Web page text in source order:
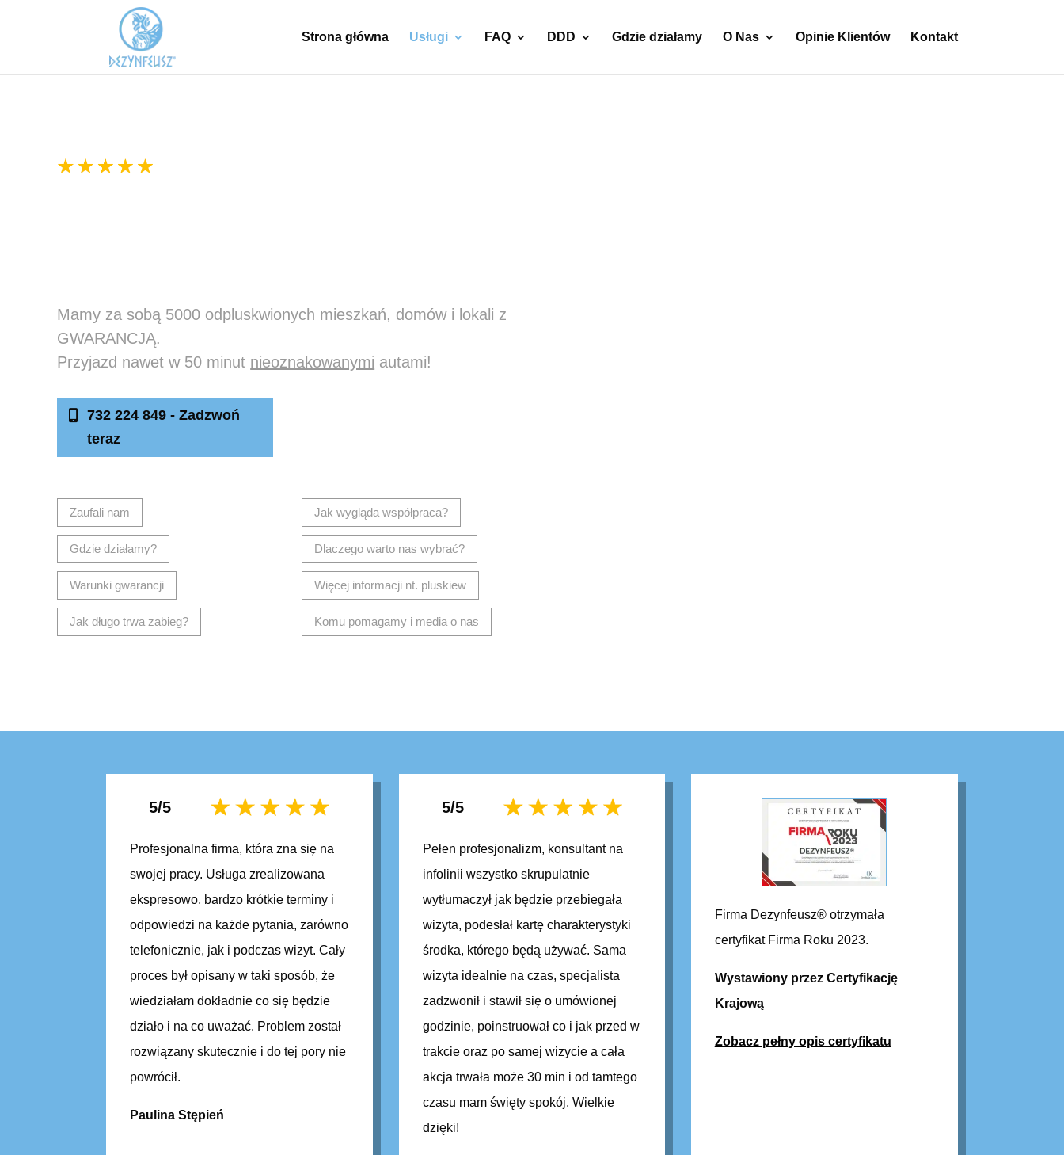
Strona główna Usługi FAQ DDD Gdzie działamy O Nas Opinie Klientów Kontakt
Mamy za sobą 5000 odpluskwionych mieszkań, domów i lokali z
GWARANCJĄ.
Przyjazd nawet w 50 minut nieoznakowanymi autami!
732 224 849 - Zadzwoń
teraz
Zaufali nam
Gdzie działamy?
Warunki gwarancji
Jak długo trwa zabieg?
Jak wygląda współpraca?
Dlaczego warto nas wybrać?
Więcej informacji nt. pluskiew
Komu pomagamy i media o nas
5/5
Profesjonalna firma, która zna się na
swojej pracy. Usługa zrealizowana
ekspresowo, bardzo krótkie terminy i
odpowiedzi na każde pytania, zarówno
telefonicznie, jak i podczas wizyt. Cały
proces był opisany w taki sposób, że
wiedziałam dokładnie co się będzie
działo i na co uważać. Problem został
rozwiązany skutecznie i do tej pory nie
powrócił.
Paulina Stępień
5/5
Pełen profesjonalizm, konsultant na
infolinii wszystko skrupulatnie
wytłumaczył jak będzie przebiegała
wizyta, podesłał kartę charakterystyki
środka, którego będą używać. Sama
wizyta idealnie na czas, specjalista
zadzwonił i stawił się o umówionej
godzinie, poinstruował co i jak przed w
trakcie oraz po samej wizycie a cała
akcja trwała może 30 min i od tamtego
czasu mam święty spokój. Wielkie
dzięki!
Firma Dezynfeusz® otrzymała
certyfikat Firma Roku 2023.
Wystawiony przez Certyfikację
Krajową
Zobacz pełny opis certyfikatu